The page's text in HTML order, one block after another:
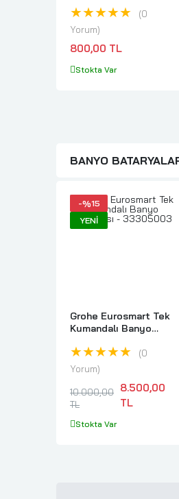
Muhafazası -
43552000
★★★★★
0
Yorum
800,00 TL
Stokta Var
BANYO
-%15
YENI
Grohe Eurosmart Tek
Kumandalı Banyo
★★★★★
0
Yorum
10.000,00
TL
8.500,00
TL
Stokta Var